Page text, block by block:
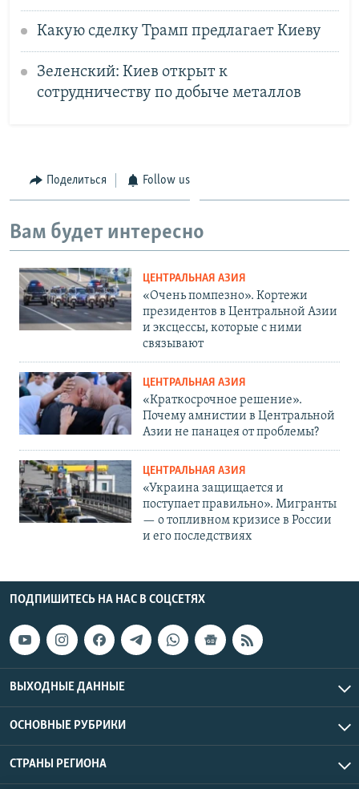
Какую сделку Трамп предлагает Киеву
Зеленский: Киев открыт к
сотрудничеству по добыче металлов
Поделиться Follow us
Вам будет интересно
ЦЕНТРАЛЬНАЯ АЗИЯ
«Очень помпезно». Кортежи
президентов в Центральной Азии
и эксцессы, которые с ними
связывают
ЦЕНТРАЛЬНАЯ АЗИЯ
«Краткосрочное решение».
Почему амнистии в Центральной
Азии не панацея от проблемы?
ЦЕНТРАЛЬНАЯ АЗИЯ
«Украина защищается и
поступает правильно». Мигранты
— о топливном кризисе в России
и его последствиях
ПОДПИШИТЕСЬ НА НАС В СОЦСЕТЯХ
ВЫХОДНЫЕ ДАННЫЕ
ОСНОВНЫЕ РУБРИКИ
СТРАНЫ РЕГИОНА